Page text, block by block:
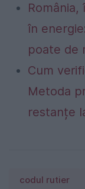
în
poate de
Cum
Metoda
restanțe
codul rutier